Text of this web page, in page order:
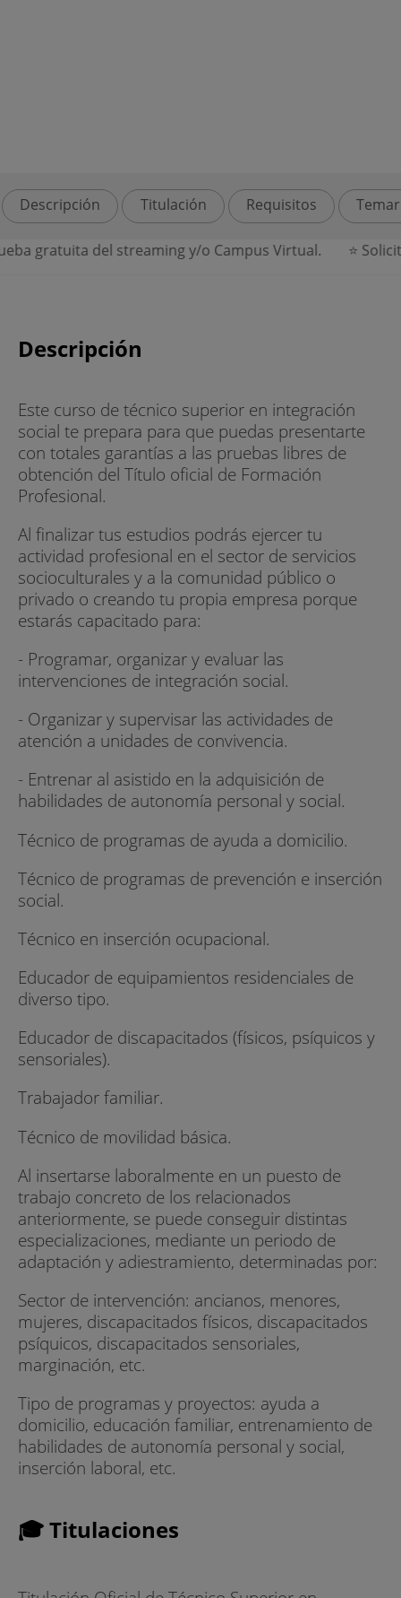
Descripción Titulación Requisitos
gratuita del streaming y/o Campus Virtual. ⭐ Solicita
Descripción
Este curso de técnico superior en integración
social te prepara para que puedas presentarte
con totales garantías a las pruebas libres de
obtención del Título oficial de Formación
Profesional.
Al finalizar tus estudios podrás ejercer tu
actividad profesional en el sector de servicios
socioculturales y a la comunidad público o
privado o creando tu propia empresa porque
estarás capacitado para:
- Programar, organizar y evaluar las
intervenciones de integración social.
- Organizar y supervisar las actividades de
atención a unidades de convivencia.
- Entrenar al asistido en la adquisición de
habilidades de autonomía personal y social.
Técnico de programas de ayuda a domicilio.
Técnico de programas de prevención e inserción
social.
Técnico en inserción ocupacional.
Educador de equipamientos residenciales de
diverso tipo.
Educador de discapacitados (físicos, psíquicos y
sensoriales).
Trabajador familiar.
Técnico de movilidad básica.
Al insertarse laboralmente en un puesto de
trabajo concreto de los relacionados
anteriormente, se puede conseguir distintas
especializaciones, mediante un periodo de
adaptación y adiestramiento, determinadas por:
Sector de intervención: ancianos, menores,
mujeres, discapacitados físicos, discapacitados
psíquicos, discapacitados sensoriales,
marginación, etc.
Tipo de programas y proyectos: ayuda a
domicilio, educación familiar, entrenamiento de
habilidades de autonomía personal y social,
inserción laboral, etc.
🎓 Titulaciones